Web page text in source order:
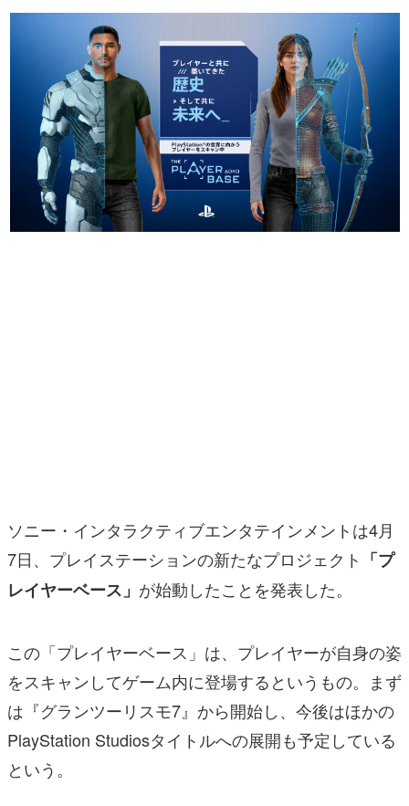
日本モバイルゲーム産業史
日本のモバイルゲーム史における主要なトピック・タイト
ルを網羅するほか、開発者へのインタビューや識者による
解説を掲載。約20年の歴史が一望できる決定版！
若ゲのいたり〜ゲームクリエイターの青春〜
『うつヌケ』『ペンと箸』等で知られるマンガ家・田中圭
一先生によるゲーム業界レポートマンガです。
なんでゲームは面白い？
ゲーム開発者・hamatsu氏がゲームの魅力を画面や操作の
具体的な形から解き明かしていく、硬派で骨太な評論連載
その他
電ファミニコゲーマーとは？
ソニー・インタラクティブエンタテインメントは4月
7日、プレイステーションの新たなプロジェクト 「プ
レイヤーベース」 が始動したことを発表した。
この「プレイヤーベース」は、プレイヤーが自身の姿
をスキャンしてゲーム内に登場するというもの。まず
は『グランツーリスモ7』から開始し、今後はほかの
PlayStation Studiosタイトルへの展開も予定している
という。